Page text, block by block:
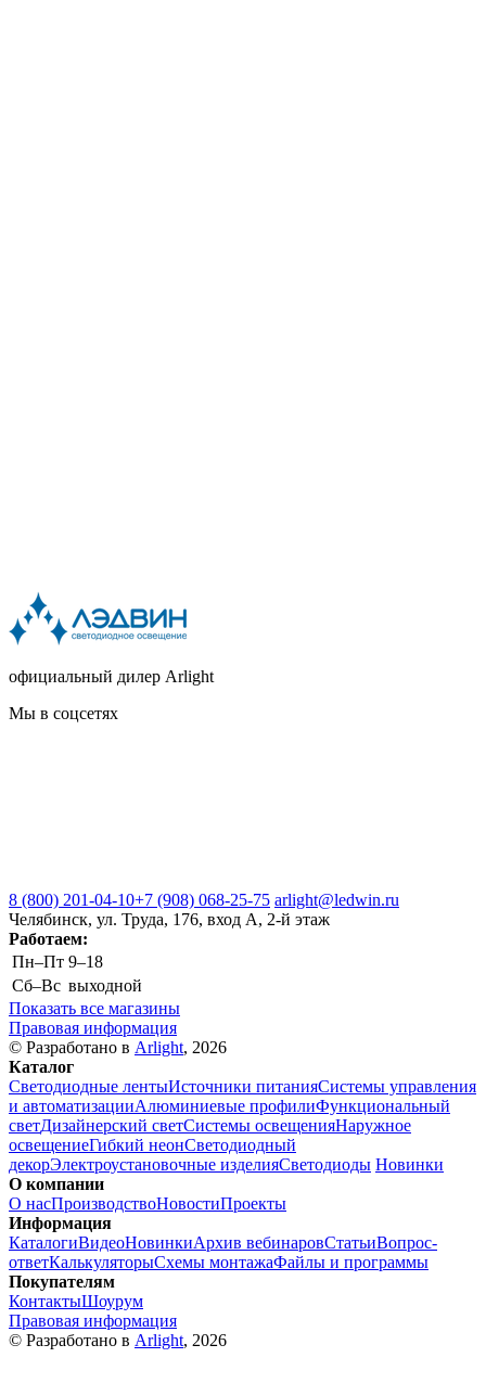
официальный дилер Arlight
Мы в соцсетях
8 (800) 201-04-10+7 (908) 068-25-75 arlight@ledwin.ru
Челябинск, ул. Труда, 176, вход А, 2-й этаж
Работаем:
Пн–Пт 9–18
Сб–Вс выходной
Показать все магазины
Правовая информация
© Разработано в Arlight, 2026
Каталог
Светодиодные лентыИсточники питанияСистемы управления
и автоматизацииАлюминиевые профилиФункциональный
светДизайнерский светСистемы освещенияНаружное
освещениеГибкий неонСветодиодный
декорЭлектроустановочные изделияСветодиоды Новинки
О компании
О насПроизводствоНовостиПроекты
Информация
КаталогиВидеоНовинкиАрхив вебинаровСтатьиВопрос-
ответКалькуляторыСхемы монтажаФайлы и программы
Покупателям
КонтактыШоурум
Правовая информация
© Разработано в Arlight, 2026